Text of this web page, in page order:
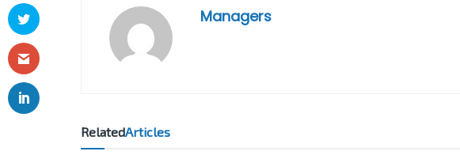
Managers
RelatedArticles